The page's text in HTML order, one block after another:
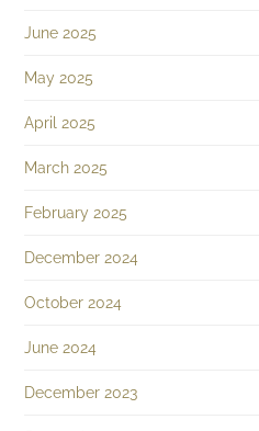
June 2025
May 2025
April 2025
March 2025
February 2025
December 2024
October 2024
June 2024
December 2023